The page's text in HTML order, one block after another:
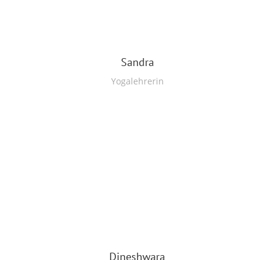
Sandra
Yogalehrerin
Dineshwara